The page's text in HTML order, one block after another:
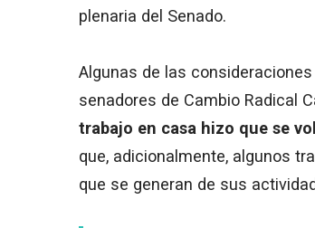
plenaria del Senado.
Algunas de las
senadores de Cambio Radical
trabajo en casa hizo que se
que, adicionalmente, algunos
que se generan de sus